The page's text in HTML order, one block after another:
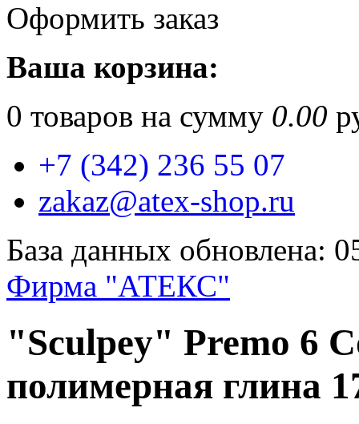
Оформить заказ
Ваша корзина:
0 товаров на сумму 0.00
+7 (342) 236 55 07
zakaz@atex-shop.ru
База данных обновлена:
Фирма "АТЕКС"
"Sculpey" Premo 6
полимерная глина